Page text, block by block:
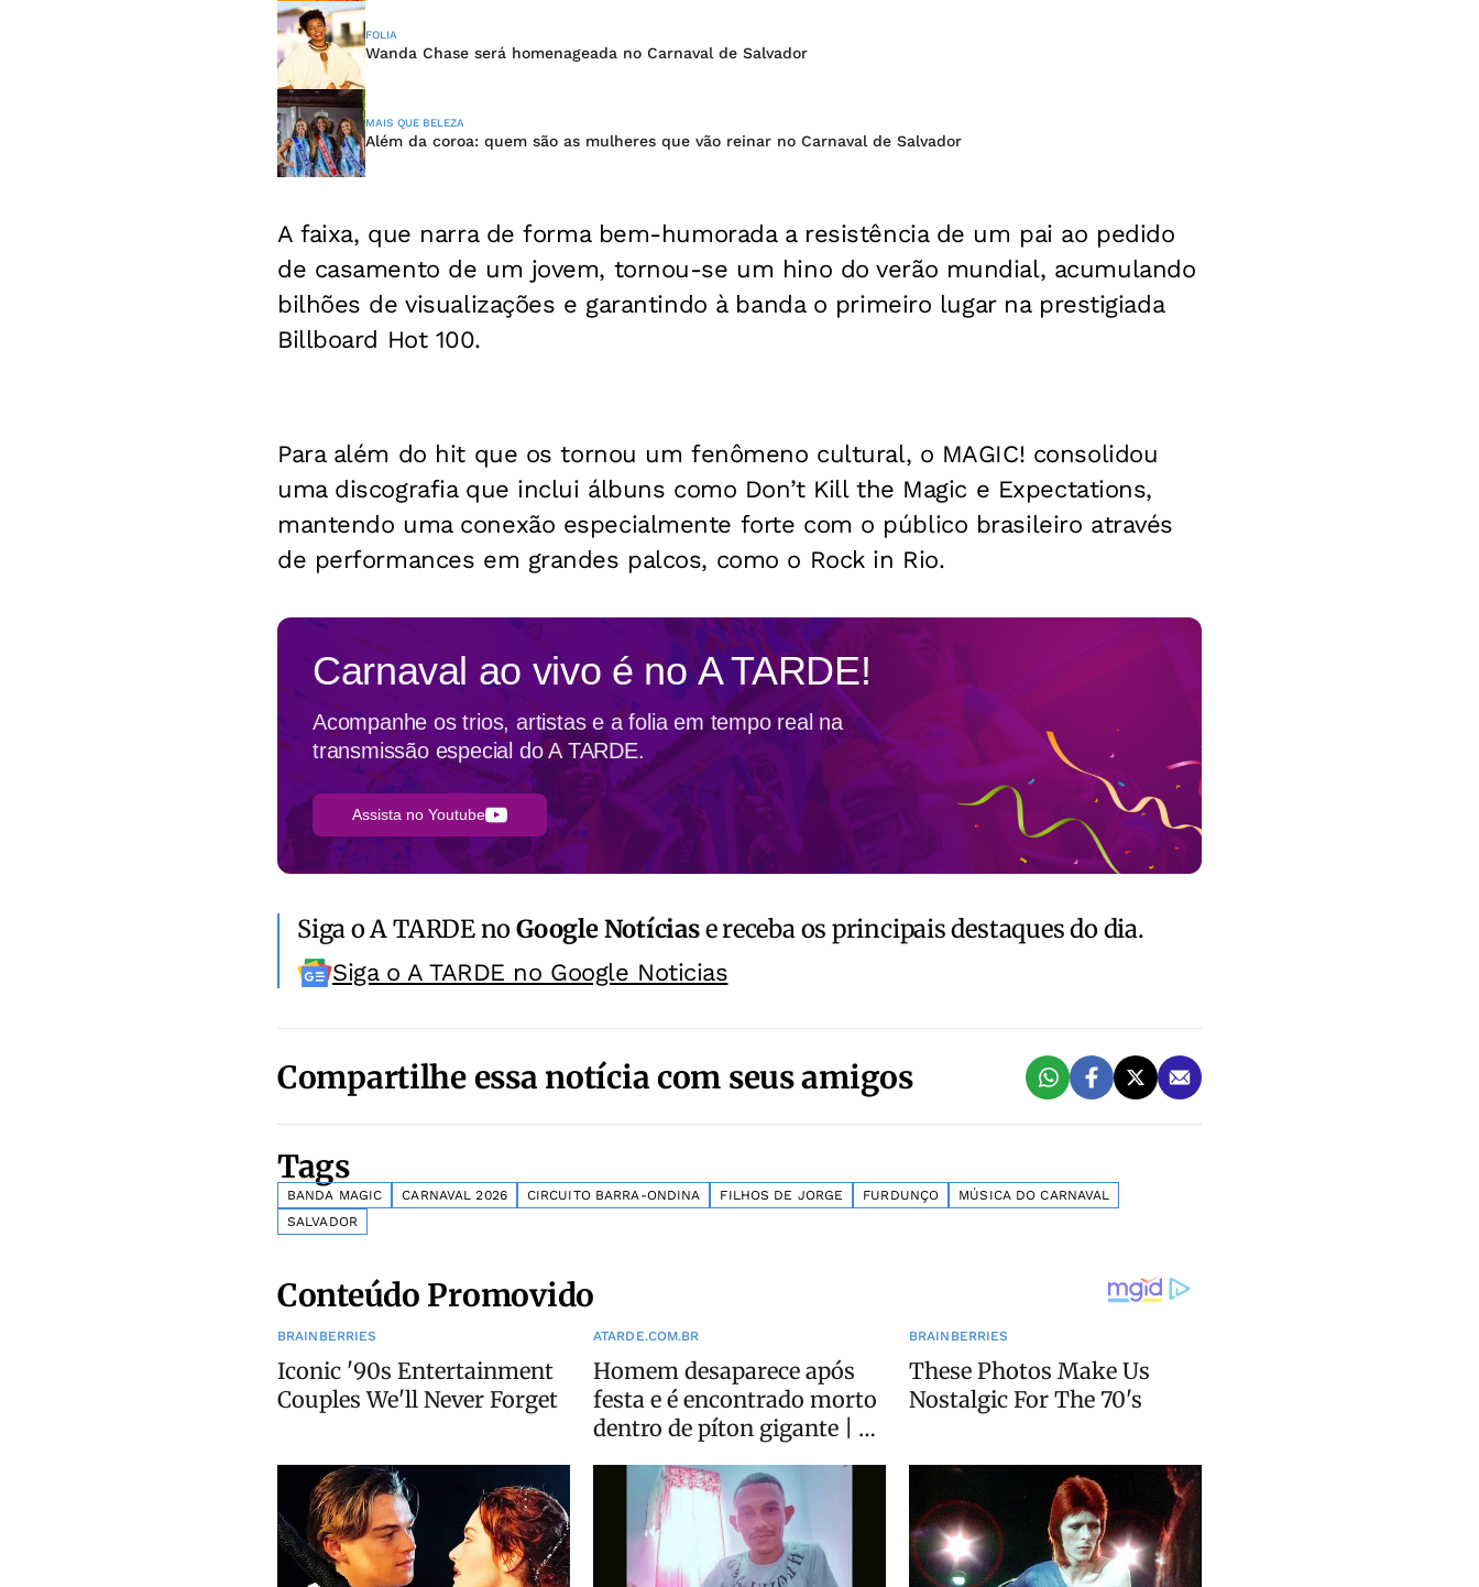
FOLIA
Wanda Chase será homenageada no Carnaval de Salvador
MAIS QUE BELEZA
Além da coroa: quem são as mulheres que vão reinar no Carnaval de Salvador
A faixa, que narra de forma bem-humorada a resistência de um pai ao pedido
de casamento de um jovem, tornou-se um hino do verão mundial, acumulando
bilhões de visualizações e garantindo à banda o primeiro lugar na prestigiada
Billboard Hot 100.
Para além do hit que os tornou um fenômeno cultural, o MAGIC! consolidou
uma discografia que inclui álbuns como Don’t Kill the Magic e Expectations,
mantendo uma conexão especialmente forte com o público brasileiro através
de performances em grandes palcos, como o Rock in Rio.
Carnaval ao vivo é noA TARDE!
Acompanhe os trios, artistas e a folia em tempo real na
transmissão especial do A TARDE.
Assista no Youtube
Siga o A TARDE noGoogle Notíciase receba os principais destaques do dia.
Siga o A TARDE no Google Noticias
Compartilhe essa notícia com seus amigos
Tags
BANDA MAGIC CARNAVAL 2026 CIRCUITO BARRA-ONDINA FILHOS DE JORGE FURDUNÇO
MÚSICA DO CARNAVAL
SALVADOR